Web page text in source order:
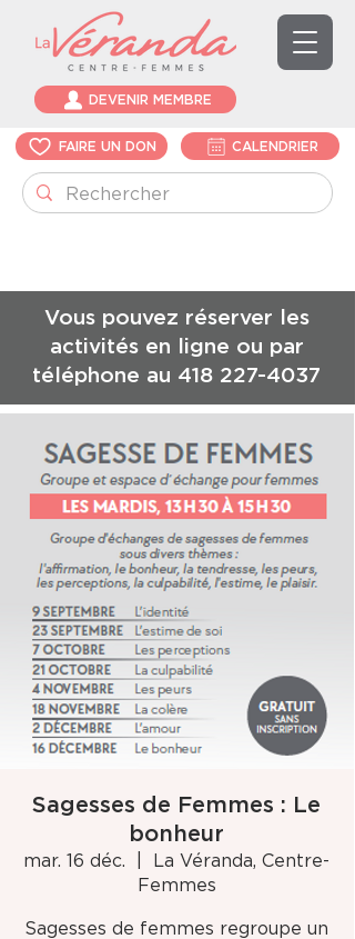
DEVENIR MEMBRE
FAIRE UN DON CALENDRIER
Vous pouvez réserver les
activités en ligne ou par
téléphone au 418 227-4037
Sagesses de Femmes : Le
bonheur
mar. 16 déc.
La Véranda, Centre-
Femmes
Sagesses de femmes regroupe un